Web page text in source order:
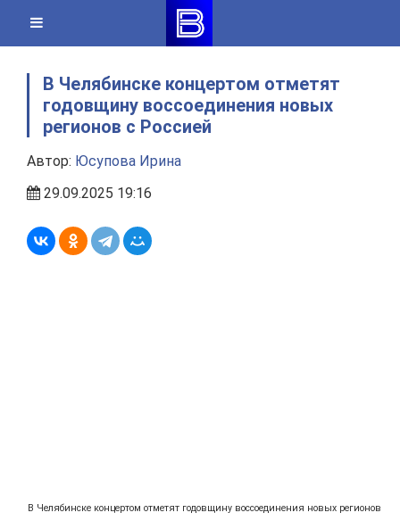
content
В Челябинске концертом отметят
годовщину воссоединения новых
регионов с Россией
Автор: Юсупова Ирина
29.09.2025 19:16
В Челябинске концертом отметят годовщину воссоединения новых регионов